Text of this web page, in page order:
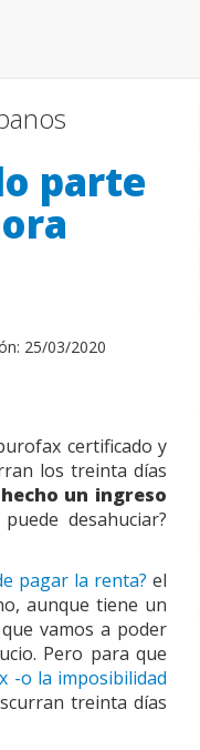
parte
25/03/2020
certificado y
los treinta días
un ingreso
desahuciar?
pagar la renta? el
aunque tiene un
vamos a poder
Pero para que
-o la imposibilidad
treinta días